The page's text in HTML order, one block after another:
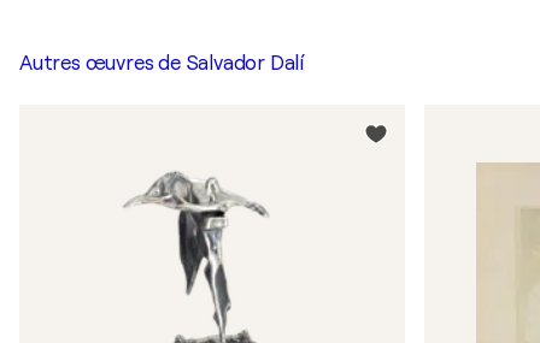
Autres œuvres de Salvador Dalí